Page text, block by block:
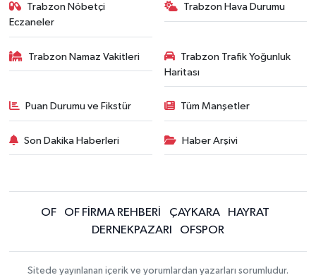
Trabzon Nöbetçi
Eczaneler
Trabzon Hava Durumu
Trabzon Namaz Vakitleri
Trabzon Trafik Yoğunluk
Haritası
Puan Durumu ve Fikstür Tüm Manşetler
Son Dakika Haberleri Haber Arşivi
OF OF FİRMA REHBERİ ÇAYKARA
HAYRAT
DERNEKPAZARI
OFSPOR
Sitede yayınlanan içerik ve yorumlardan yazarları sorumludur.